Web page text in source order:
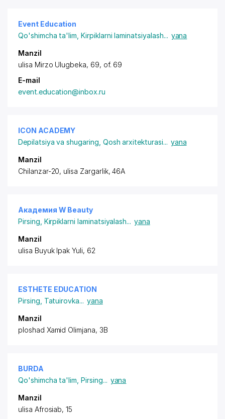
Event Education
Qo'shimcha ta'lim ,Kirpiklarni laminatsiyalash... yana
Manzil
ulisa Mirzo Ulugbeka, 69, of. 69
E-mail
event.education@inbox.ru
ICON ACADEMY
Depilatsiya va shugaring Qosh arxitekturasi... yana
Manzil
Chilanzar-20, ulisa Zargarlik, 46A
Академия W Beauty
Pirsing Kirpiklarni laminatsiyalash... yana
Manzil
ulisa Buyuk Ipak Yuli, 62
ESTHETE EDUCATION
Pirsing Tatuirovka... yana
Manzil
ploshad Xamid Olimjana, 3B
BURDA
Qo'shimcha ta'lim ,Pirsing... yana
Manzil
ulisa Afrosiab, 15